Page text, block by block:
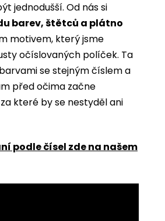
jednodušší. Od nás si
barev, štětců a plátno
motivem, který jsme
očíslovaných políček. Ta
se stejným číslem a
před očima začne
které by se nestyděl ani
podle čísel zde na našem